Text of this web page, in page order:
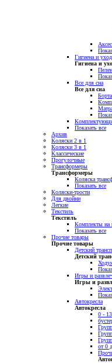
Гигиена и уход
Гигиена и
Все для сна
Все для сна
Показать все
Архив
Коляски 2 в 1
Коляски 3 в 1
Классические
Прогулочные
Трансформеры
Трансформеры
Коляска
Показать все
Коляски-трости
Для двойни
Легкие
Текстиль
Текстиль
Комплекты на
Показать все
Прочие товары
Прочие товары
Детский
Детский
Игры и
Игры и
Автокресла
Автокресла
0 -
от 0